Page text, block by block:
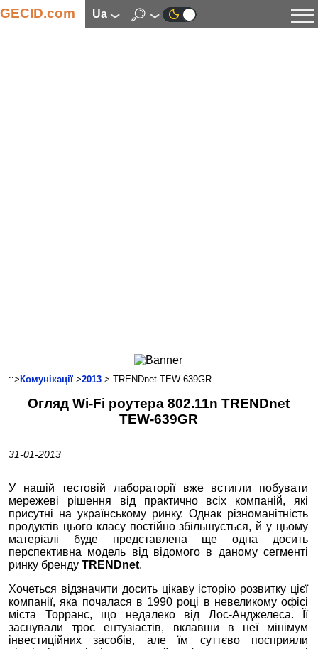
GECID.com ua
Смартфони
Комунікації
Автоелектроніка
::> Комунікації >2013 > TRENDnet TEW-639GR
Огляд Wi-Fi роутера 802.11n TRENDnet
TEW-639GR
31-01-2013
У нашій тестовій лабораторії вже встигли побувати
мережеві рішення від практично всіх компаній, які
присутні на українському ринку. Однак різноманітність
продуктів цього класу постійно збільшується, й у цьому
матеріалі буде представлена ще одна досить
перспективна модель від відомого в даному сегменті
ринку бренду TRENDnet.
Хочеться відзначити досить цікаву історію розвитку цієї
компанії, яка почалася в 1990 році в невеликому офісі
міста Торранс, що недалеко від Лос-Анджелеса. Її
заснували троє ентузіастів, вклавши в неї мінімум
інвестиційних засобів, але їм суттєво посприяли